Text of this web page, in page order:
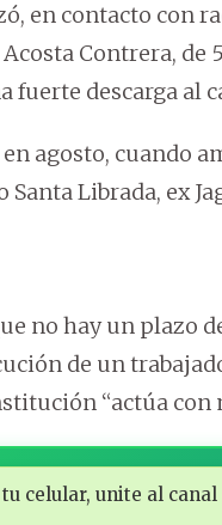
en contacto con
Contrera, de
fuerte descarga al
agosto, cuando
Librada, ex
no hay un plazo
de un
“actúa
celular, unite al canal